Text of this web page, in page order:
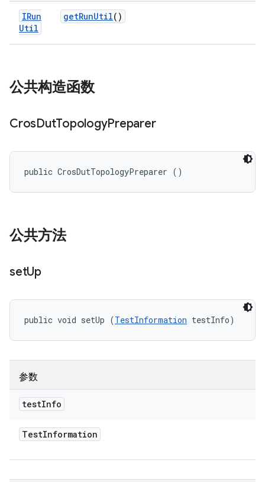
IRun
Util
getRunUtil()
公共构造函数
CrosDutTopologyPreparer
public CrosDutTopologyPreparer ()
公共方法
setUp
public void setUp (TestInformation testInfo)
参数
testInfo
TestInformation